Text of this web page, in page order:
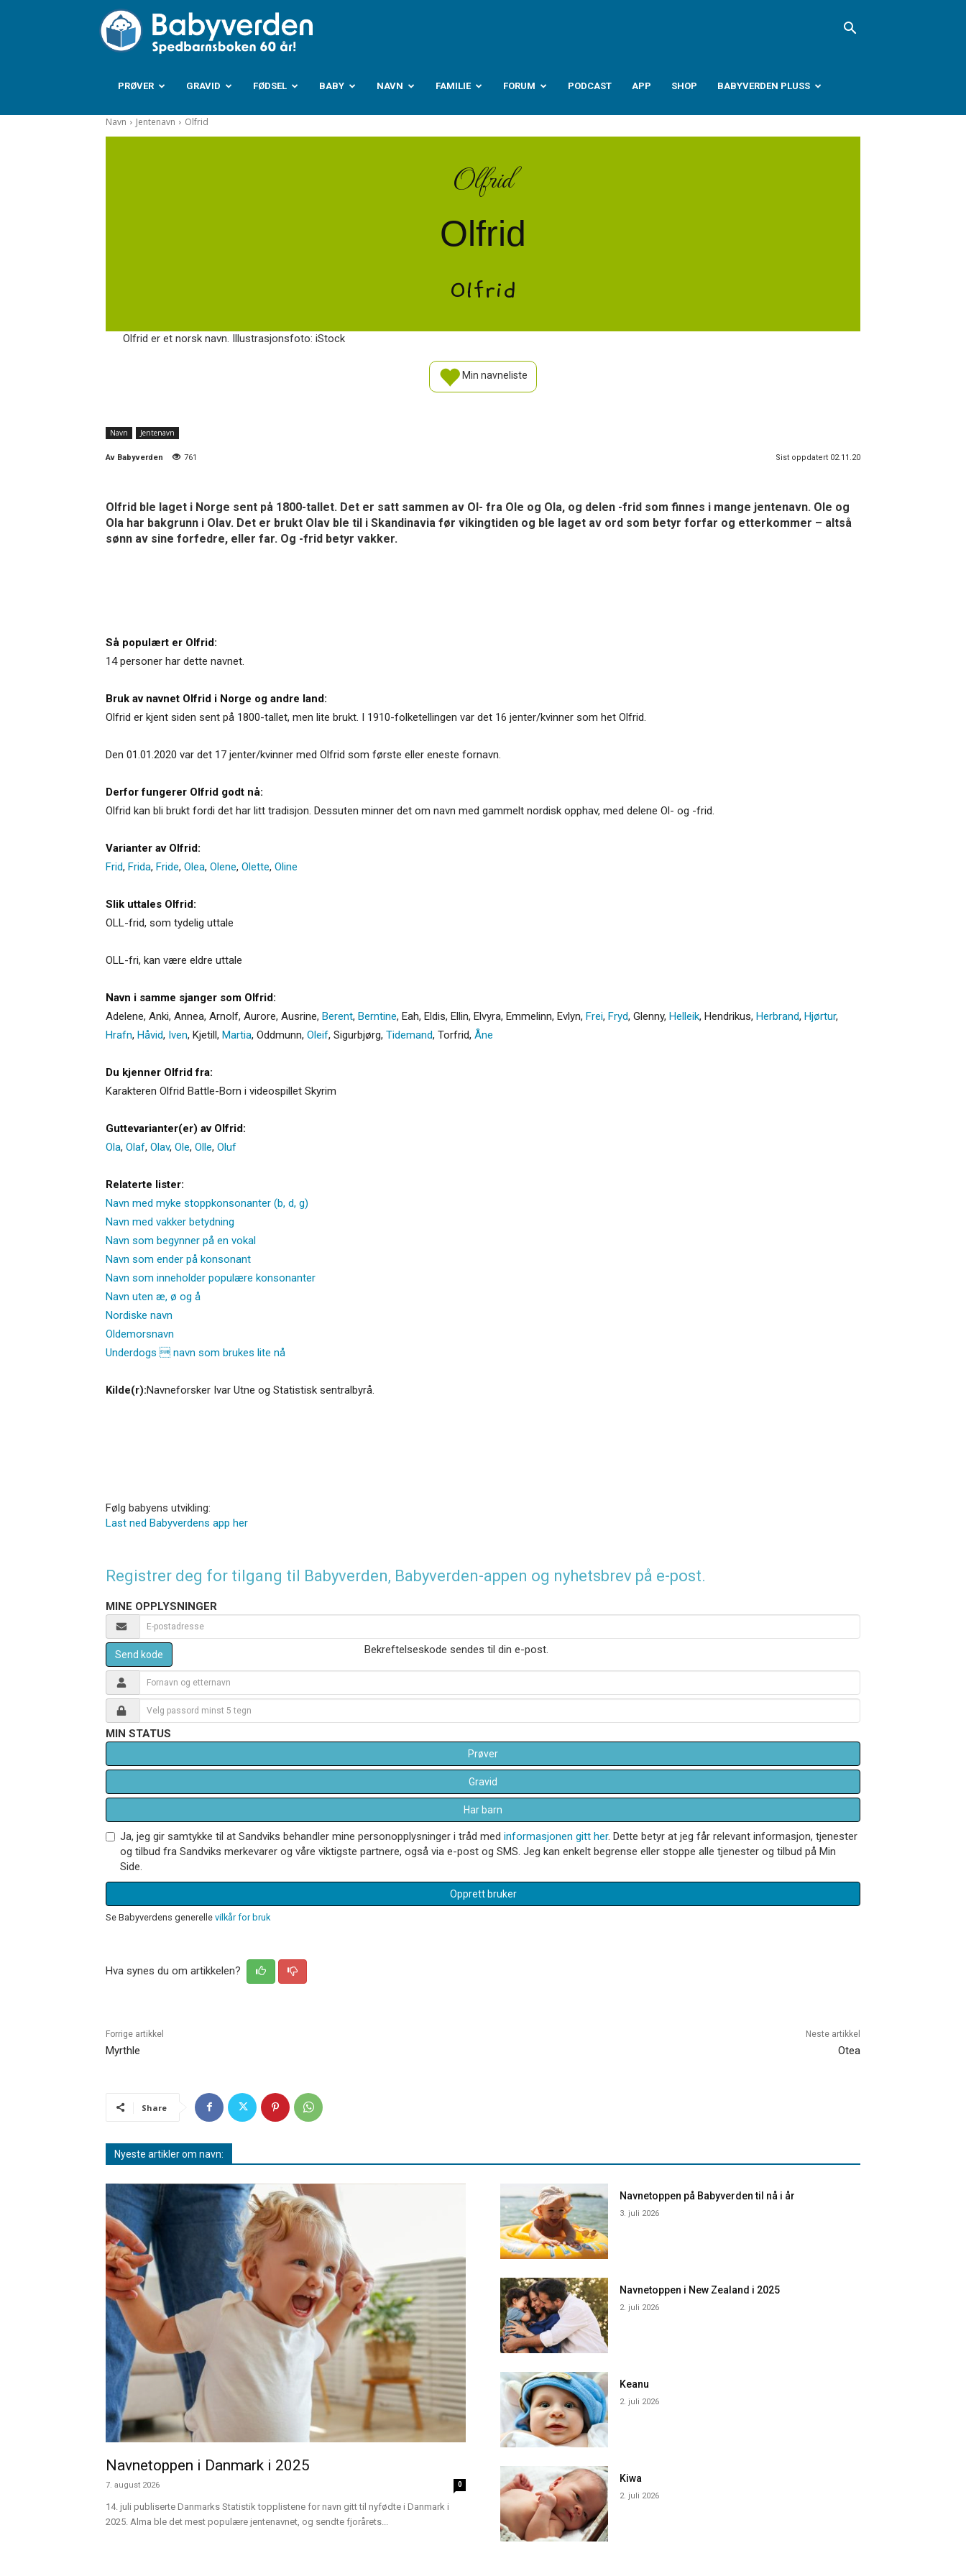
Babyverden.no
PRØVER GRAVID FØDSEL BABY NAVN FAMILIE FORUM PODCAST APP SHOP BABYVERDEN PLUSS
Navn Jentenavn Olfrid
Olfrid
Olfrid
Olfrid
Olfrid er et norsk navn. Illustrasjonsfoto: iStock
Min navneliste
Navn Jentenavn
Av Babyverden 761 Sist oppdatert 02.11.20
Olfrid ble laget i Norge sent på 1800-tallet. Det er satt sammen av Ol- fra Ole og Ola, og delen -frid som finnes i mange jentenavn. Ole og
Ola har bakgrunn i Olav. Det er brukt Olav ble til i Skandinavia før vikingtiden og ble laget av ord som betyr forfar og etterkommer – altså
sønn av sine forfedre, eller far. Og -frid betyr vakker.
Så populært er Olfrid:
14 personer har dette navnet.
Bruk av navnet Olfrid i Norge og andre land:
Olfrid er kjent siden sent på 1800-tallet, men lite brukt. I 1910-folketellingen var det 16 jenter/kvinner som het Olfrid.
Den 01.01.2020 var det 17 jenter/kvinner med Olfrid som første eller eneste fornavn.
Derfor fungerer Olfrid godt nå:
Olfrid kan bli brukt fordi det har litt tradisjon. Dessuten minner det om navn med gammelt nordisk opphav, med delene Ol- og -frid.
Varianter av Olfrid:
Frid, Frida, Fride, Olea, Olene, Olette, Oline
Slik uttales Olfrid:
OLL-frid, som tydelig uttale
OLL-fri, kan være eldre uttale
Navn i samme sjanger som Olfrid:
Adelene, Anki, Annea, Arnolf, Aurore, Ausrine, Berent, Berntine, Eah, Eldis, Ellin, Elvyra, Emmelinn, Evlyn, Frei, Fryd, Glenny, Helleik, Hendrikus, Herbrand, Hjørtur,
Hrafn, Håvid, Iven, Kjetill, Martia, Oddmunn, Oleif, Sigurbjørg, Tidemand, Torfrid, Åne
Du kjenner Olfrid fra:
Karakteren Olfrid Battle-Born i videospillet Skyrim
Guttevarianter(er) av Olfrid:
Ola, Olaf, Olav, Ole, Olle, Oluf
Relaterte lister:
Navn med myke stoppkonsonanter (b, d, g)
Navn med vakker betydning
Navn som begynner på en vokal
Navn som ender på konsonant
Navn som inneholder populære konsonanter
Navn uten æ, ø og å
Nordiske navn
Oldemorsnavn
Underdogs  navn som brukes lite nå
Kilde(r):Navneforsker Ivar Utne og Statistisk sentralbyrå.
Følg babyens utvikling:
Last ned Babyverdens app her
Registrer deg for tilgang til Babyverden, Babyverden-appen og nyhetsbrev på e-post.
MINE OPPLYSNINGER
Send kode Bekreftelseskode sendes til din e-post.
MIN STATUS
Prøver
Gravid
Har barn
Ja, jeg gir samtykke til at Sandviks behandler mine personopplysninger i tråd med informasjonen gitt her. Dette betyr at jeg får relevant informasjon, tjenester
og tilbud fra Sandviks merkevarer og våre viktigste partnere, også via e-post og SMS. Jeg kan enkelt begrense eller stoppe alle tjenester og tilbud på Min
Side.
Opprett bruker
Se Babyverdens generelle vilkår for bruk
Hva synes du om artikkelen?
Forrige artikkel
Myrthle
Neste artikkel
Otea
Share
Nyeste artikler om navn:
Navnetoppen i Danmark i 2025
7. august 2026 0
14. juli publiserte Danmarks Statistik topplistene for navn gitt til nyfødte i Danmark i
2025. Alma ble det mest populære jentenavnet, og sendte fjorårets...
Navnetoppen på Babyverden til nå i år
3. juli 2026
Navnetoppen i New Zealand i 2025
2. juli 2026
Keanu
2. juli 2026
Kiwa
2. juli 2026